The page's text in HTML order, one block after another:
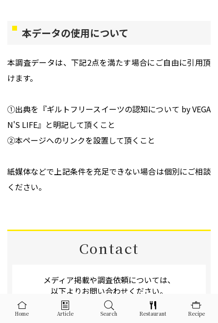
Home Article Search Restaurant Recipe
本データの使用について
本調査データは、下記2点を満たす場合にご自由に引用頂
けます。
①出典を『ギルトフリースイーツの認知について by VEGA
N'S LIFE』と明記して頂くこと
②本ページへのリンクを設置して頂くこと
紙媒体などで上記条件を充足できない場合は個別にご相談
ください。
Contact
メディア掲載や調査依頼については、
以下よりお問い合わせください。
お問い合わせ